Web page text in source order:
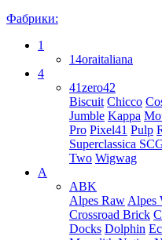
Фабрики:
1
14oraitaliana
4
41zero42
Biscuit Chicco
Jumble Kappa
Pro Pixel41 Pulp
Superclassica
Two Wigwag
A
ABK
Alpes Raw Alpes
Crossroad Brick
Docks Dolphin